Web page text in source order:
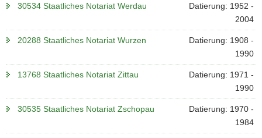
30534 Staatliches Notariat Werdau
Datierung: 1952 -
2004
20288 Staatliches Notariat Wurzen
Datierung: 1908 -
1990
13768 Staatliches Notariat Zittau
Datierung: 1971 -
1990
30535 Staatliches Notariat Zschopau
Datierung: 1970 -
1984